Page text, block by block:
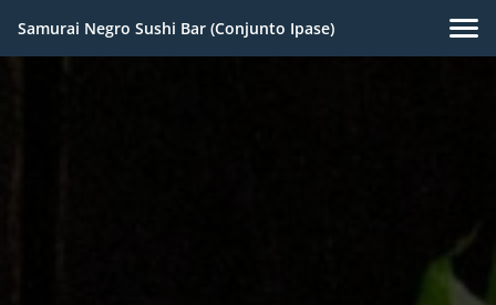
Samurai Negro Sushi Bar (Conjunto Ipase)